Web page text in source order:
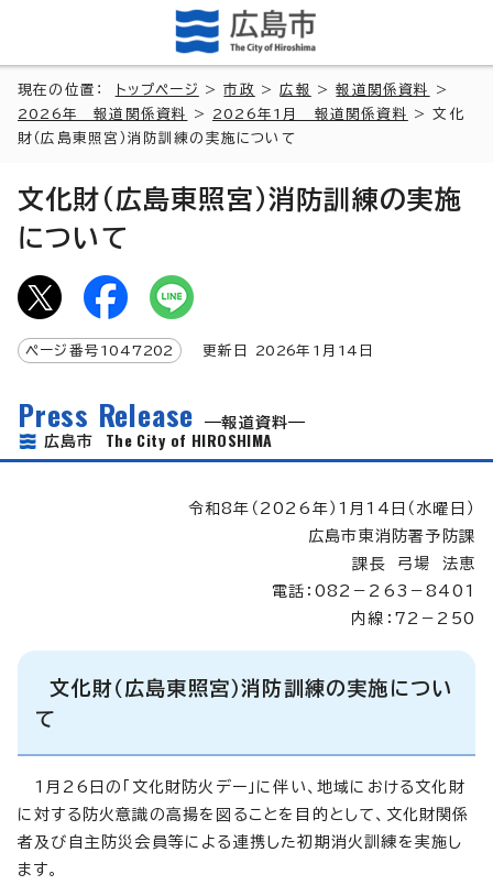
現在の位置： トップページ >市政 >広報 >報道関係資料
>
2026年 報道関係資料
> 2026年1月 報道関係資料
> 文化
財（広島東照宮）消防訓練の実施について
文化財（広島東照宮）消防訓練の実施
について
ページ番号 1047202 更新日 2026年1月 14 日
Press Release
報道資料
広島市 The City of HIROSHIMA
令和8年（2026年）1月14日（水曜日）
広島市東消防署予防課
課長 弓場 法恵
電話：082－263－8401
内線：72－250
文化財（広島東照宮）消防訓練の実施につい
て
1月26日の「文化財防火デー」に伴い、地域における文化財
に対する防火意識の高揚を図ることを目的として、文化財関係
者及び自主防災会員等による連携した初期消火訓練を実施し
ます。